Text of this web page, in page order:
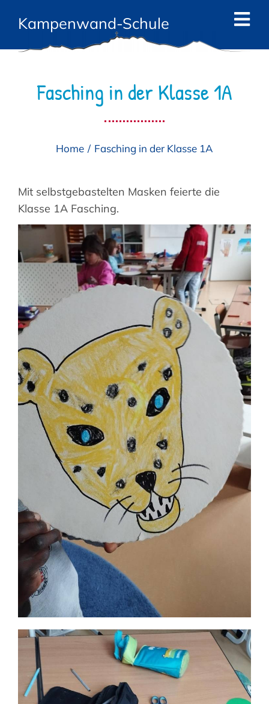
InhaltKampenwand-Schule
Start
News
Das Team
Angebote
Eltern
Kontakt
Suche
nach:
Fasching in der Klasse 1A
Home Fasching in der Klasse 1A
Mit selbstgebastelten Masken feierte die
Klasse 1A Fasching.